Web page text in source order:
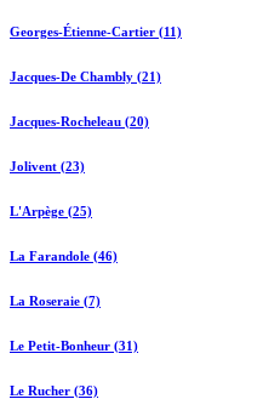
Georges-Étienne-Cartier (11)
Jacques-De Chambly (21)
Jacques-Rocheleau (20)
Jolivent (23)
L'Arpège (25)
La Farandole (46)
La Roseraie (7)
Le Petit-Bonheur (31)
Le Rucher (36)